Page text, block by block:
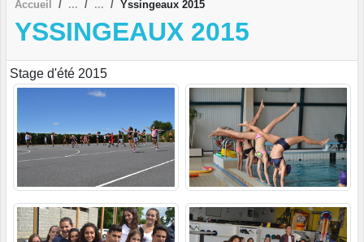
Accueil Yssingeaux 2015
YSSINGEAUX 2015
Stage d'été 2015